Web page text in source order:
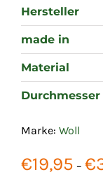
Hersteller
made in
Material
Durchmesser
Marke: Woll
€19,95 – €